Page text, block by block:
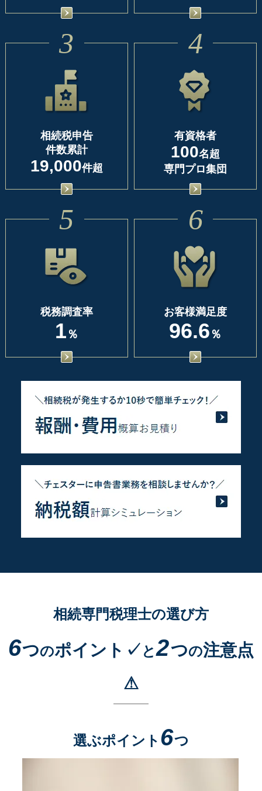
3
相続税申告
件数累計
19,000件超
4
有資格者
100名超
専門プロ集団
5
税務調査率
1 ％
6
お客様満足度
96.6 ％
相続専門税理士の選び方
6つのポイント✓ と2つの注意点
⚠
選ぶポイント 6つ